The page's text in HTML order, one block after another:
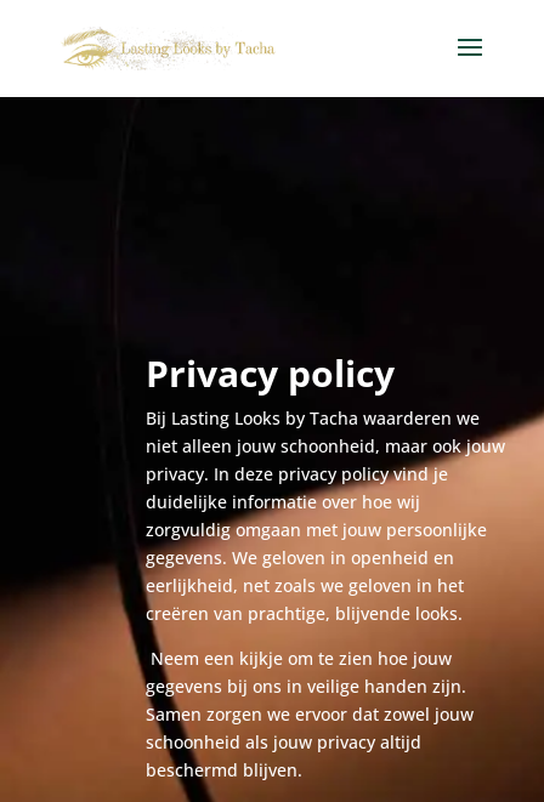
Privacy policy
Bij Lasting Looks by Tacha waarderen we
niet alleen jouw schoonheid, maar ook jouw
privacy. In deze privacy policy vind je
duidelijke informatie over hoe wij
zorgvuldig omgaan met jouw persoonlijke
gegevens. We geloven in openheid en
eerlijkheid, net zoals we geloven in het
creëren van prachtige, blijvende looks.
Neem een kijkje om te zien hoe jouw
gegevens bij ons in veilige handen zijn.
Samen zorgen we ervoor dat zowel jouw
schoonheid als jouw privacy altijd
beschermd blijven.